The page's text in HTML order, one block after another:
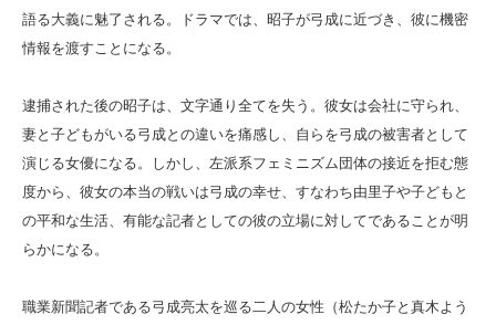
語る大義に魅了される。ドラマでは、昭子が弓成に近づき、彼に機密
情報を渡すことになる。
逮捕された後の昭子は、文字通り全てを失う。彼女は会社に守られ、
妻と子どもがいる弓成との違いを痛感し、自らを弓成の被害者として
演じる女優になる。しかし、左派系フェミニズム団体の接近を拒む態
度から、彼女の本当の戦いは弓成の幸せ、すなわち由里子や子どもと
の平和な生活、有能な記者としての彼の立場に対してであることが明
らかになる。
職業新聞記者である弓成亮太を巡る二人の女性（松たか子と真木よう